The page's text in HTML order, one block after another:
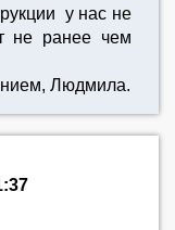
у нас не
не ранее чем
Людмила.